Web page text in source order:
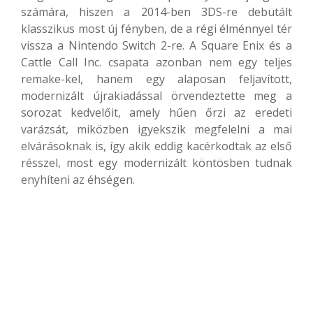
számára, hiszen a 2014-ben 3DS-re debütált
klasszikus most új fényben, de a régi élménnyel tér
vissza a Nintendo Switch 2-re. A Square Enix és a
Cattle Call Inc. csapata azonban nem egy teljes
remake-kel, hanem egy alaposan feljavított,
modernizált újrakiadással örvendeztette meg a
sorozat kedvelőit, amely hűen őrzi az eredeti
varázsát, miközben igyekszik megfelelni a mai
elvárásoknak is, így akik eddig kacérkodtak az első
résszel, most egy modernizált köntösben tudnak
enyhíteni az éhségen.